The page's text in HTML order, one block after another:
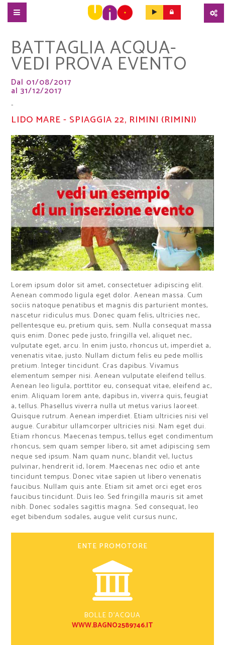
CONTENUTO
PRINCIPALE
BATTAGLIA ACQUA-
VEDI PROVA EVENTO
Dal 01/08/2017
al 31/12/2017
-
LIDO MARE - SPIAGGIA 22, RIMINI (RIMINI)
Lorem ipsum dolor sit amet, consectetuer adipiscing elit.
Aenean commodo ligula eget dolor. Aenean massa. Cum
sociis natoque penatibus et magnis dis parturient montes,
nascetur ridiculus mus. Donec quam felis, ultricies nec,
pellentesque eu, pretium quis, sem. Nulla consequat massa
quis enim. Donec pede justo, fringilla vel, aliquet nec,
vulputate eget, arcu. In enim justo, rhoncus ut, imperdiet a,
venenatis vitae, justo. Nullam dictum felis eu pede mollis
pretium. Integer tincidunt. Cras dapibus. Vivamus
elementum semper nisi. Aenean vulputate eleifend tellus.
Aenean leo ligula, porttitor eu, consequat vitae, eleifend ac,
enim. Aliquam lorem ante, dapibus in, viverra quis, feugiat
a, tellus. Phasellus viverra nulla ut metus varius laoreet.
Quisque rutrum. Aenean imperdiet. Etiam ultricies nisi vel
augue. Curabitur ullamcorper ultricies nisi. Nam eget dui.
Etiam rhoncus. Maecenas tempus, tellus eget condimentum
rhoncus, sem quam semper libero, sit amet adipiscing sem
neque sed ipsum. Nam quam nunc, blandit vel, luctus
pulvinar, hendrerit id, lorem. Maecenas nec odio et ante
tincidunt tempus. Donec vitae sapien ut libero venenatis
faucibus. Nullam quis ante. Etiam sit amet orci eget eros
faucibus tincidunt. Duis leo. Sed fringilla mauris sit amet
nibh. Donec sodales sagittis magna. Sed consequat, leo
eget bibendum sodales, augue velit cursus nunc,
ENTE PROMOTORE
BOLLE D'ACQUA
WWW.BAGNO2589746.IT